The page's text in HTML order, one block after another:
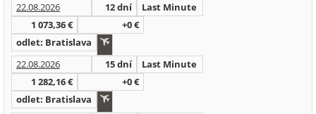
22.08.2026
12 dní
Last Minute
1 073,36 €
+0 €
odlet: Bratislava
22.08.2026
15 dní
Last Minute
1 282,16 €
+0 €
odlet: Bratislava